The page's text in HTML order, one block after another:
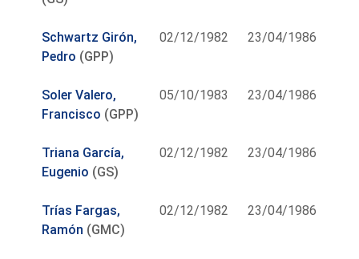
Schwartz Girón,
Pedro (GPP)
02/12/1982 23/04/1986
Soler Valero,
Francisco (GPP)
05/10/1983 23/04/1986
Triana García,
Eugenio (GS)
02/12/1982 23/04/1986
Trías Fargas,
Ramón (GMC)
02/12/1982 23/04/1986